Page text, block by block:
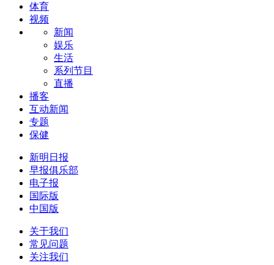
体育
视频
新闻
娱乐
生活
系列节目
直播
播客
互动新闻
专题
保健
新明日报
早报俱乐部
电子报
国际版
中国版
关于我们
常见问题
关注我们